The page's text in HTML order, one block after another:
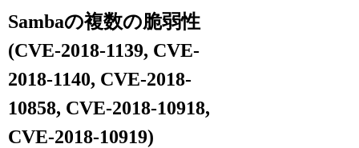
Sambaの複数の脆弱性
(CVE-2018-1139, CVE-
2018-1140, CVE-2018-
10858, CVE-2018-10918,
CVE-2018-10919)